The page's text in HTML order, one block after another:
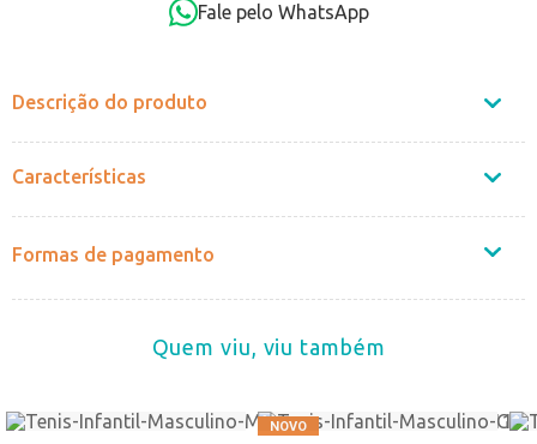
Fale pelo WhatsApp
Descrição do produto
Características
Formas de pagamento
Quem viu, viu também